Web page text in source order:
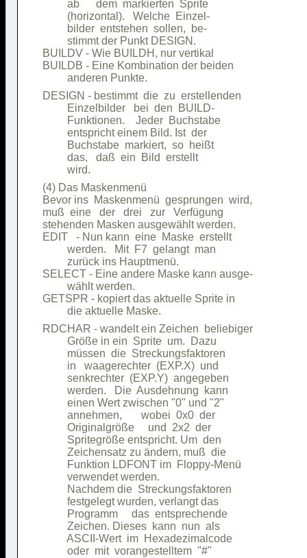
         ab      dem  markierten  Sprite
         (horizontal).   Welche  Einzel-
         bilder  entstehen  sollen,  be-
         stimmt der Punkt DESIGN.
BUILDV - Wie BUILDH, nur vertikal
BUILDB - Eine Kombination der beiden
DESIGN - bestimmt  die  zu  erstellenden
         Einzelbilder   bei  den  BUILD-
         Funktionen.    Jeder  Buchstabe
         entspricht einem Bild. Ist  der
         Buchstabe  markiert,  so  heißt
         das,   daß  ein  Bild  erstellt
(4) Das Maskenmenü
Bevor ins  Maskenmenü  gesprungen  wird,
muß  eine   der   drei   zur   Verfügung
stehenden Masken ausgewählt werden.
EDIT   - Nun kann  eine  Maske  erstellt
         werden.   Mit  F7  gelangt  man
         zurück ins Hauptmenü.
SELECT - Eine andere Maske kann ausge-
         wählt werden.
GETSPR - kopiert das aktuelle Sprite in
RDCHAR - wandelt ein Zeichen  beliebiger
         Größe in ein  Sprite  um.  Dazu
         müssen  die  Streckungsfaktoren
         in   waagerechter  (EXP.X)  und
         senkrechter  (EXP.Y)  angegeben
         werden.   Die  Ausdehnung  kann
         einen Wert zwischen "0" und "2"
         annehmen,       wobei  0x0  der
         Originalgröße     und  2x2  der
         Spritegröße entspricht. Um  den
         Zeichensatz zu ändern, muß  die
         Funktion LDFONT im  Floppy-Menü
         verwendet werden.
         Nachdem die  Streckungsfaktoren
         festgelegt wurden, verlangt das
         Programm     das  entsprechende
         Zeichen. Dieses  kann  nun  als
         ASCII-Wert  im  Hexadezimalcode
         oder  mit  vorangestelltem  "#"